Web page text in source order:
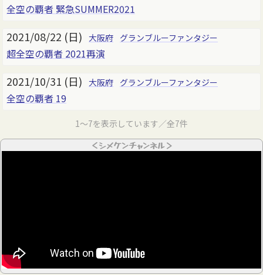
全空の覇者 緊急SUMMER2021
2021/08/22 (日) 大阪府 グランブルーファンタジー
超全空の覇者 2021再演
2021/10/31 (日) 大阪府 グランブルーファンタジー
全空の覇者 19
1～7を表示しています／全7件
＜シメケンチャンネル＞